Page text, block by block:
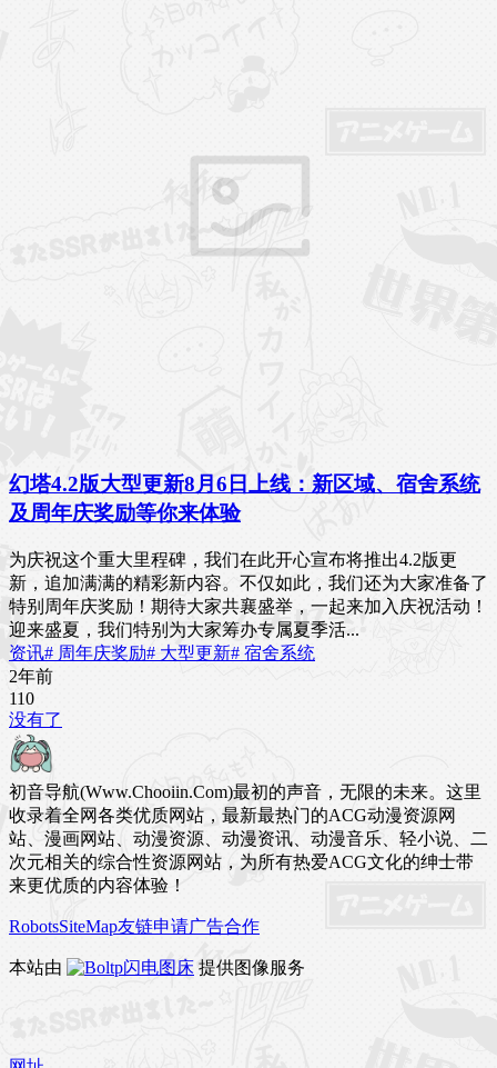
幻塔4.2版大型更新8月6日上线：新区域、宿舍系统
及周年庆奖励等你来体验
为庆祝这个重大里程碑，我们在此开心宣布将推出4.2版更
新，追加满满的精彩新内容。不仅如此，我们还为大家准备了
特别周年庆奖励！期待大家共襄盛举，一起来加入庆祝活动！
迎来盛夏，我们特别为大家筹办专属夏季活...
资讯# 周年庆奖励# 大型更新# 宿舍系统
2年前
110
没有了
初音导航(Www.Chooiin.Com)最初的声音，无限的未来。这里
收录着全网各类优质网站，最新最热门的ACG动漫资源网
站、漫画网站、动漫资源、动漫资讯、动漫音乐、轻小说、二
次元相关的综合性资源网站，为所有热爱ACG文化的绅士带
来更优质的内容体验！
RobotsSiteMap友链申请广告合作
本站由 闪电图床 提供图像服务